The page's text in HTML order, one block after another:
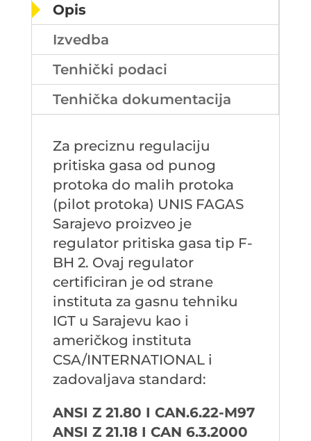
Opis
Izvedba
Tenhički podaci
Tenhička dokumentacija
Za preciznu regulaciju
pritiska gasa od punog
protoka do malih protoka
(pilot protoka) UNIS FAGAS
Sarajevo proizveo je
regulator pritiska gasa tip F-
BH 2. Ovaj regulator
certificiran je od strane
instituta za gasnu tehniku
IGT u Sarajevu kao i
američkog instituta
CSA/INTERNATIONAL i
zadovaljava standard:
ANSI Z 21.80 I CAN.6.22-M97
ANSI Z 21.18 I CAN 6.3.2000